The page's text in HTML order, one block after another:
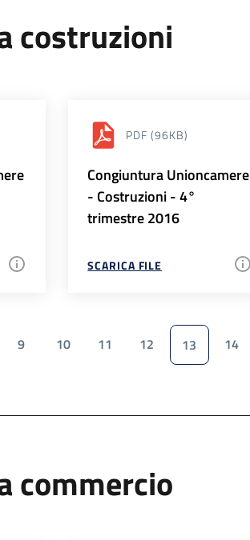
costruzioni
PDF (96KB)
Congiuntura Unioncamere
- Costruzioni - 4°
trimestre 2016
SCARICA FILE
9 10 11 12 13 14
commercio